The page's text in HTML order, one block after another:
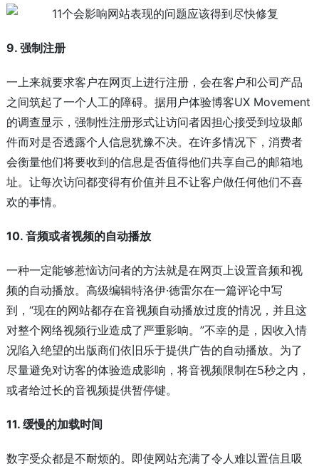
9. 强制注册
一上来就要求客户在网页上进行注册，会在客户和公司产品
之间筑起了一个人工的障碍。据用户体验博客UX Movement
的调查显示，强制性注册形式让访问者因担心接受到垃圾邮
件而对是否透露个人信息犹豫不决。在许多情况下，消费者
会衡量他们将要收到的信息是否值得他们共享自己的邮箱地
址。让每次访问都变得有价值并且不让客户做任何他们不喜
欢的事情。
10. 音频或者视频的自动播放
一种一定能够惹恼访问者的方法就是在网页上设置音频和视
频的自动播放。高级编辑特洛伊·德雷尔在一篇评论中写
到，“现在的网站都存在音视频自动播放过度的情况，并且这
对整个网络视频行业造成了严重影响。”不幸的是，因收入情
况陷入绝望的出版商们依旧乐于提供广告的自动播放。为了
尽量避免对访客的体验造成影响，将音视频限制在5秒之内，
或者给过长的音视频提供暂停键。
11. 缓慢的加载时间
数字受众都是不耐烦的。即使网站充满了令人难以置信且吸